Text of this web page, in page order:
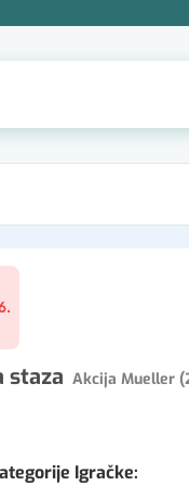
staza Akcija Mueller
Igračke: